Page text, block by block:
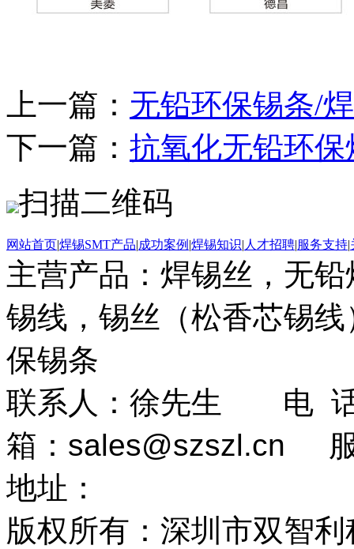
上一篇： 无铅环保锡条/
下一篇： 抗氧化无铅环保
扫描二维码
网站首页|焊锡SMT产品|成功案例 |焊锡知识| 人才招聘|服务支持|
主营产品：焊锡丝，无
锡线，锡丝（松香芯锡
保锡条
联系人：徐先生 电
箱： sales@szszl.cn 服
地址：
版权所有：深圳市双智